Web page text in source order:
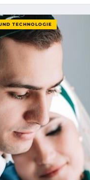
TECHNOLOGIE